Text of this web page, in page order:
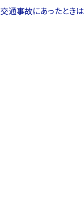
交通事故にあったときは